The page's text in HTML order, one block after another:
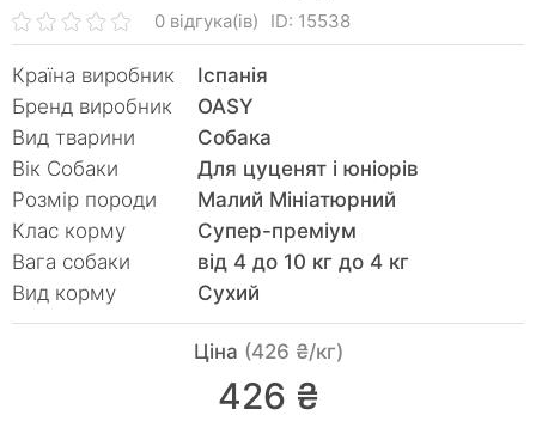
0 відгука(ів) ID: 15538
Країна виробник
Іспанія
Бренд виробник
OASY
Вид тварини
Собака
Вік Собаки
Для цуценят і юніорів
Розмір породи
Малий Мініатюрний
Клас корму
Супер-преміум
Вага собаки
від 4 до 10 кг до 4 кг
Вид корму
Сухий
Ціна (426 ₴/кг)
426 ₴